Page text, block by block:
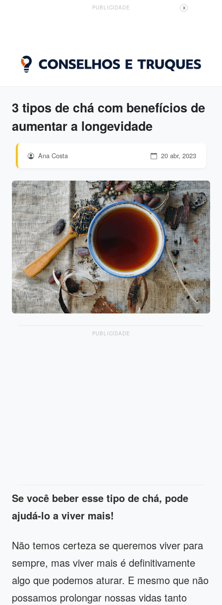
PUBLICIDADE X
3 tipos de chá com benefícios de
aumentar a longevidade
Ana Costa 20 abr, 2023
PUBLICIDADE
Se você beber esse tipo de chá, pode
ajudá-lo a viver mais!
Não temos certeza se queremos viver para
sempre, mas viver mais é definitivamente
algo que podemos aturar. E mesmo que não
possamos prolongar nossas vidas tanto